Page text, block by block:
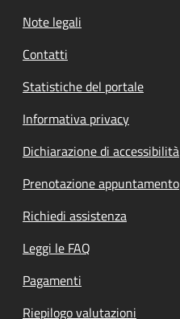
Note legali
Contatti
Statistiche del portale
Informativa privacy
Dichiarazione di accessibilità
Prenotazione appuntamento
Richiedi assistenza
Leggi le FAQ
Pagamenti
Riepilogo valutazioni